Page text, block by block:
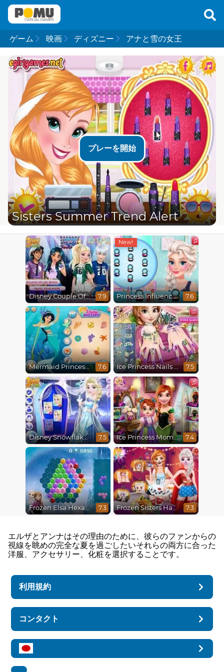
ゲーム 映画 ディズニー アナと雪の女王
プレーを開始
Sisters Summer Trend Alert
Disney Couple Of The Year 7.9 Princess Influencer Winter Wonderland 7.6
Mermaid Princesses 7.6 Ice Princess Nails Spa 7.5
Disney Snowflakes Winter Ball 7.5 Ice Princess Mommy Real Makeover 7.4
Frozen Elsa Hexagon Puzzle 7.3 Frozen Sisters Halloween Party 7.3
エルザとアンナはその理由のために、彼らのファンからの
視線を眺めの完全な夏を過ごしたいそれらの両方に合った
洋服、アクセサリー、化粧を選択することです。
利用規約
コンタクト